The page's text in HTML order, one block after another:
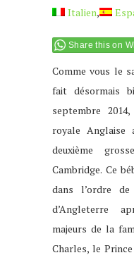
Italien
Share this on
Comme vous le
fait désormais
septembre
royale Anglaise
deuxième
Cambridge. Ce
dans l’ordre
d’Angleterre
majeurs de la
Charles, le